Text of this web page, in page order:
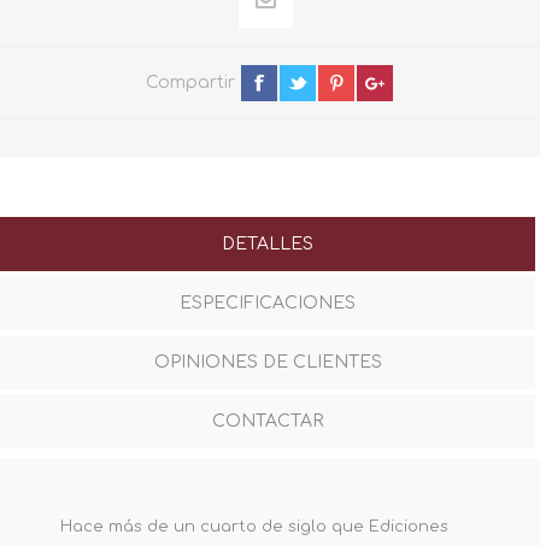
Compartir
DETALLES
ESPECIFICACIONES
OPINIONES DE CLIENTES
CONTACTAR
Hace más de un cuarto de siglo que Ediciones